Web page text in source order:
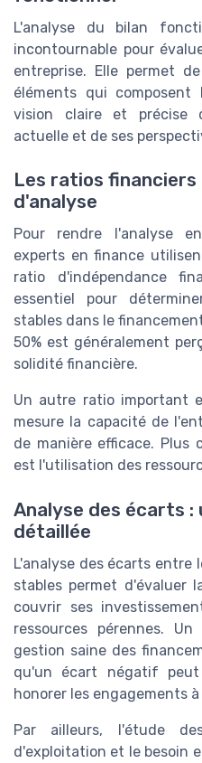
L'analyse du bilan
incontournable pour
entreprise. Elle permet
éléments qui
vision claire et précise
actuelle et de ses
Les ratios
d'analyse
Pour rendre l'analyse
experts en finance
ratio d'indépendance
essentiel pour
stables dans le
50% est généralement
solidité financière.
Un autre ratio important
mesure la capacité de
de manière efficace. Plus
est l'utilisation des
Analyse des écarts :
détaillée
L'analyse des écarts entre
stables permet d'évaluer
couvrir ses
ressources pérennes.
gestion saine des
qu'un écart négatif
honorer les engagements
Par ailleurs, l'étude
d'exploitation et le besoin